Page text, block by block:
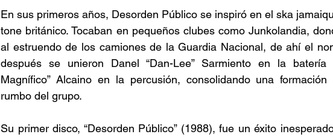
En sus primeros años, Desorden Público se inspiró en el ska
tone británico. Tocaban en pequeños clubes como Junkolandia,
al estruendo de los camiones de la Guardia Nacional, de ahí el
después se unieron Danel “Dan-Lee” Sarmiento en la
Magnífico” Alcaino en la percusión, consolidando una
rumbo del grupo.
Su primer disco, “Desorden Público” (1988), fue un éxito